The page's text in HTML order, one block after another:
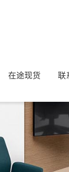
在途现货 联